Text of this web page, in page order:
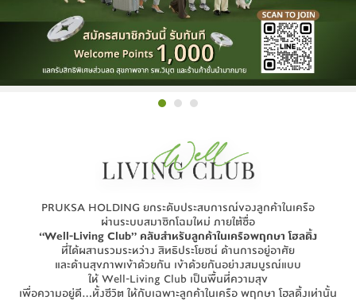
PRUKSA HOLDING ยกระดับประสบการณ์ของลูกค้าในเครือ
ผ่านระบบสมาชิกโฉมใหม่ ภายใต้ชื่อ
“Well-Living Club” คลับสำหรับลูกค้าในเครือพฤกษา โฮลดิ้ง
ที่ได้ผสานรวมระหว่าง สิทธิประโยชน์ ด้านการอยู่อาศัย
และด้านสุขภาพเข้าด้วยกัน เข้าด้วยกันอย่างสมบูรณ์แบบ
ให้ Well-Living Club เป็นพื้นที่ความสุข
เพื่อความอยู่ดี...ทั้งชีวิต ให้กับเฉพาะลูกค้าในเครือ พฤกษา โฮลดิ้งเท่านั้น